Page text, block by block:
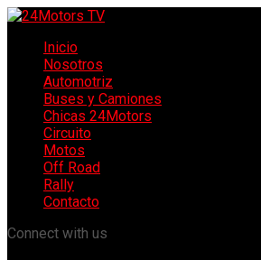
Inicio
Nosotros
Automotriz
Buses y Camiones
Chicas 24Motors
Circuito
Motos
Off Road
Rally
Contacto
Connect with us